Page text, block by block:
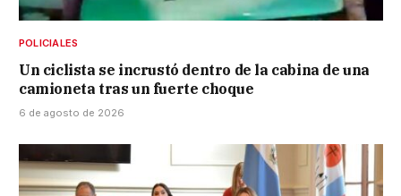
POLICIALES
Un ciclista se incrustó dentro de la cabina de una
camioneta tras un fuerte choque
6 de agosto de 2026